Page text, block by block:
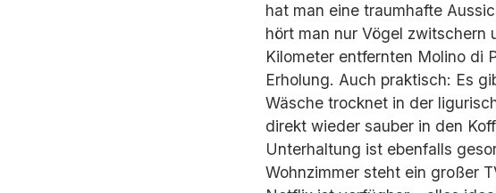
hat man eine traumhafte
hört man nur Vögel zwitschern
Kilometer entfernten Molino di
Erholung. Auch praktisch: Es
Wäsche trocknet in der
direkt wieder sauber in den
Unterhaltung ist ebenfalls
Wohnzimmer steht ein großer